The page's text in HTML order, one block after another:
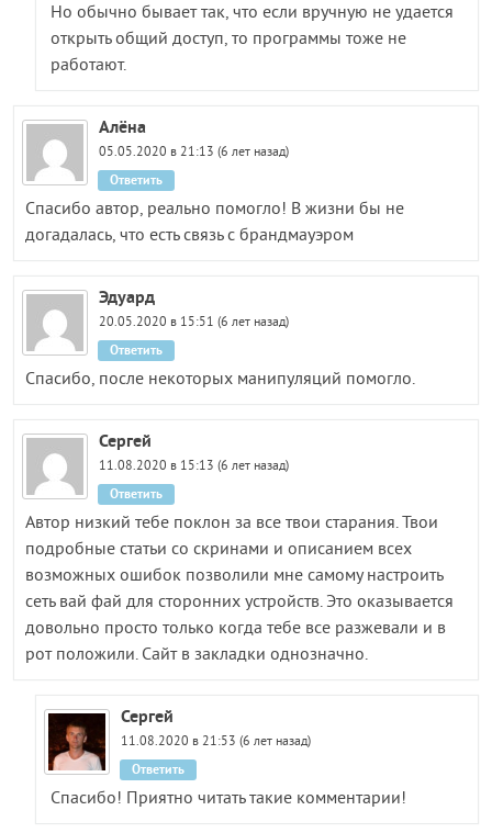
Но обычно бывает так, что если вручную не удается
открыть общий доступ, то программы тоже не
работают.
Алёна
05.05.2020 в 21:13 (6 лет назад)
Спасибо автор, реально помогло! В жизни бы не
догадалась, что есть связь с брандмауэром
Ответить
Эдуард
20.05.2020 в 15:51 (6 лет назад)
Спасибо, после некоторых манипуляций помогло.
Ответить
Сергей
11.08.2020 в 15:13 (6 лет назад)
Автор низкий тебе поклон за все твои старания. Твои
подробные статьи со скринами и описанием всех
возможных ошибок позволили мне самому настроить
сеть вай фай для сторонних устройств. Это оказывается
довольно просто только когда тебе все разжевали и в
рот положили. Сайт в закладки однозначно.
Ответить
Сергей
11.08.2020 в 21:53 (6 лет назад)
Спасибо! Приятно читать такие комментарии!
Ответить